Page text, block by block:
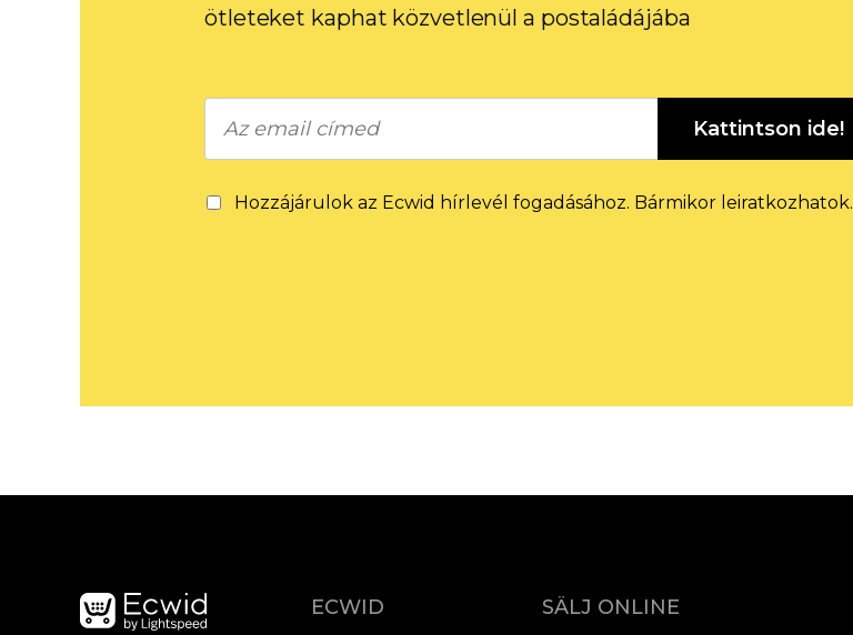
ötleteket kaphat közvetlenül a postaládájába
Kattintson ide!
Hozzájárulok az Ecwid hírlevél fogadásához. Bármikor leiratkozhatok.
ECWID SÄLJ ONLINE